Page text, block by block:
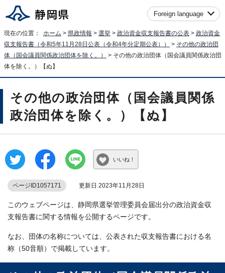
Foreign language
現在の位置： ホーム > 県政情報 > 選挙 > 政治資金収支報告書の公表 > 政治資金
収支報告書（令和5年11月28日公表（令和4年分定期公表））
> その他の政治団
体（国会議員関係政治団体を除く。）
> その他の政治団体（国会議員関係政治団
体を除く。）【ぬ】
その他の政治団体（国会議員関係
政治団体を除く。）【ぬ】
いいね！
ページID1057171 更新日 2023年11月28日
このウェブページは、静岡県選挙管理委員会届出分の政治資金収
支報告書に関する情報を公開するページです。
なお、団体の名称については、公表された収支報告書における名
称（50音順）で掲載しています。